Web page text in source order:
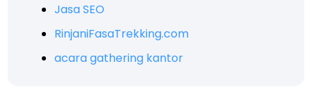
Jasa SEO
RinjaniFasaTrekking.com
acara gathering kantor